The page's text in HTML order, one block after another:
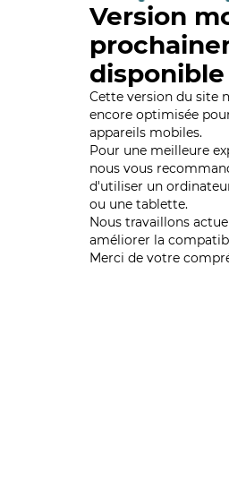
Version
disponible
Cette version du site
encore optimisée
appareils mobiles.
Pour une meilleure
nous vous
d'utiliser un
ou une tablette.
Nous travaillons
améliorer la
Merci de votre